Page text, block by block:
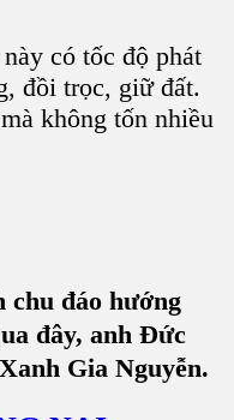
có tốc độ phát
đồi trọc, giữ đất.
không tốn nhiều
chu đáo hướng
đây, anh Đức
Gia Nguyễn.